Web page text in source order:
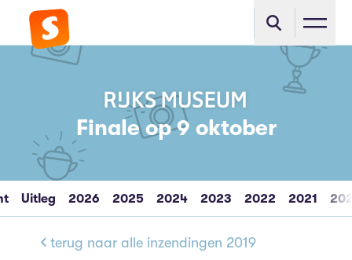
Finale op 9 oktober
Uitleg 2026 2025 2024 2023 2022 2021
terug naar alle inzendingen 2019